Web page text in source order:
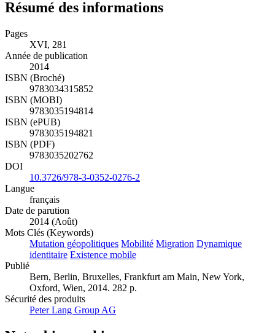
XVI, 281
Année de publication
2014
ISBN (Broché)
9783034315852
ISBN (MOBI)
9783035194814
ISBN (ePUB)
9783035194821
ISBN (PDF)
10.3726/978-3-0352-0276-2
Langue
français
Date de parution
2014 (Août)
Mots Clés (Keywords)
Mutation géopolitiques Mobilité
Bern, Berlin, Bruxelles, Frankfurt am Main, New York,
Oxford, Wien, 2014. 282 p.
Sécurité des produits